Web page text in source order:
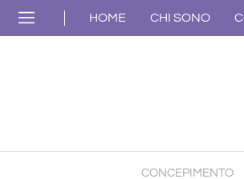
HOME CHI SONO
CONCEPIMENTO